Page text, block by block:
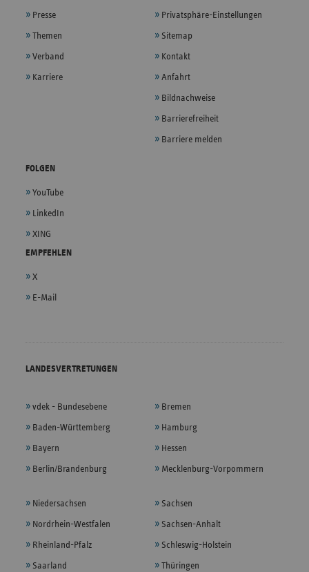
Presse
Themen
Verband
Karriere
Privatsphäre-Einstellungen
Sitemap
Kontakt
Anfahrt
Bildnachweise
Barrierefreiheit
Barriere melden
FOLGEN
YouTube
LinkedIn
XING
EMPFEHLEN
X
E-Mail
LANDESVERTRETUNGEN
vdek - Bundesebene
Baden-Württemberg
Bayern
Berlin/Brandenburg
Bremen
Hamburg
Hessen
Mecklenburg-Vorpommern
Niedersachsen
Nordrhein-Westfalen
Rheinland-Pfalz
Saarland
Sachsen
Sachsen-Anhalt
Schleswig-Holstein
Thüringen